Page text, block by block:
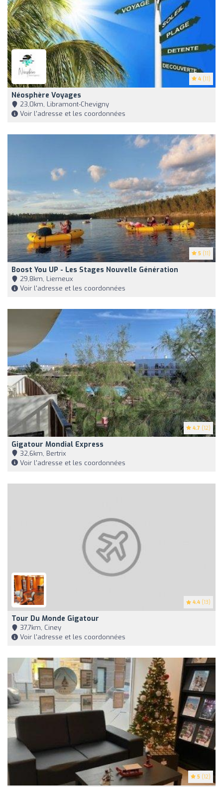
4 (11)
Néosphère Voyages
23,0km, Libramont-Chevigny
Voir l'adresse et les coordonnées
5 (11)
Boost You UP - Les Stages Nouvelle Génération
29,8km, Lierneux
Voir l'adresse et les coordonnées
4.7 (12)
Gigatour Mondial Express
32,6km, Bertrix
Voir l'adresse et les coordonnées
4.4 (13)
Tour Du Monde Gigatour
37,7km, Ciney
Voir l'adresse et les coordonnées
5 (12)